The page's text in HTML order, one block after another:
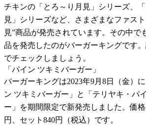
チキンの「とろ～り月見」シリーズ、
見」シリーズなど、さまざまなファス
見”商品が発売されています。その中で
品を発売したのがバーガーキングです
でチェックしましょう。
「パイン ツキミバーガー」
バーガーキングは2023年9月8日（金）
ン ツキミバーガー」と「テリヤキ・パ
ー」を期間限定で新発売しました。価
円、セット840円（税込）です。